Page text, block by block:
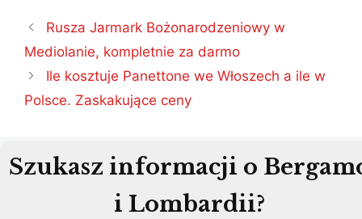
Nawigacja
wpisu
Rusza Jarmark Bożonarodzeniowy w
Mediolanie, kompletnie za darmo
Ile kosztuje Panettone we Włoszech a ile w
Polsce. Zaskakujące ceny
Szukasz informacji o
i Lombardii?